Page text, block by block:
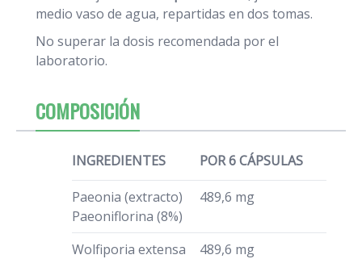
medio vaso de agua, repartidas en dos tomas.
No superar la dosis recomendada por el
laboratorio.
COMPOSICIÓN
INGREDIENTES POR 6 CÁPSULAS
Paeonia (extracto)
Paeoniflorina (8%)
489,6 mg
Wolfiporia extensa
489,6 mg